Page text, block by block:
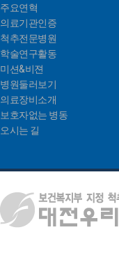
주요연혁
의료기관인증
척추전문병원
학술연구활동
미션&비젼
병원둘러보기
의료장비소개
보호자없는 병동
오시는 길